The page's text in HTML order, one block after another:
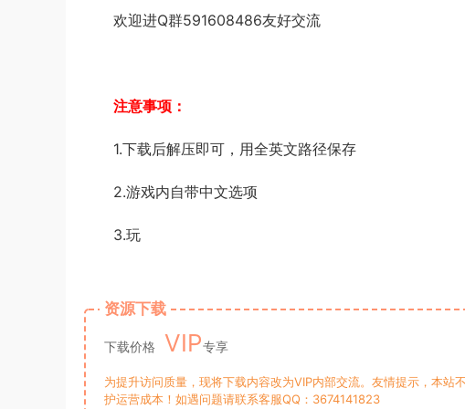
欢迎进Q群591608486友好交流
注意事项：
1.下载后解压即可，用全英文路径保存
2.游戏内自带中文选项
3.玩
资源下载
下载价格 VIP专享
为提升访问质量，现将下载内容改为VIP内部交流。友情提示，本
护运营成本！如遇问题请联系客服QQ：3674141823